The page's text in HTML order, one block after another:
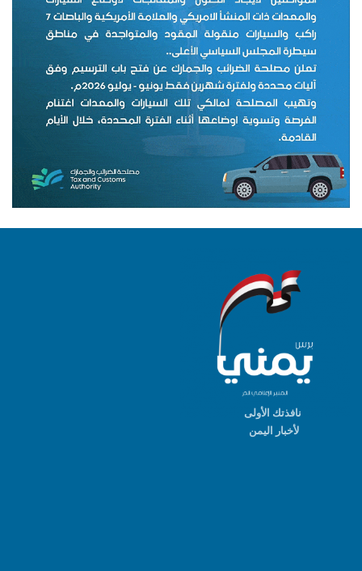
نافذتك الأولى
لأخبار اليمن